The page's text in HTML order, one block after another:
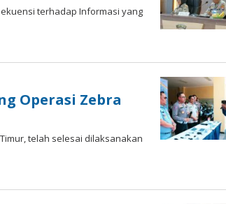
terhadap Informasi yang
Operasi Zebra
telah selesai dilaksanakan